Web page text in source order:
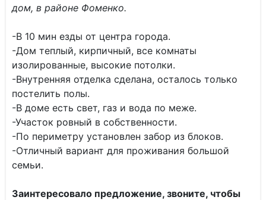
дом, в районе Фоменко.
-В 10 мин езды от центра города.
-Дом теплый, кирпичный, все комнаты
изолированные, высокие потолки.
-Внутренняя отделка сделана, осталось только
постелить полы.
-В доме есть свет, газ и вода по меже.
-Участок ровный в собственности.
-По периметру установлен забор из блоков.
-Отличный вариант для проживания большой
семьи.
Заинтересовало предложение, звоните, чтобы